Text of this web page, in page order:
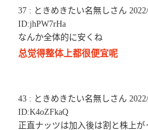
37 : ときめきたい名無しさん
ID:jhPW7rHa
なんか全体的に安くね
总觉得整体上都很便宜呢
43 : ときめきたい名無しさん
ID:K4oZFkaQ
正直ナッツは加入後は割と株上が